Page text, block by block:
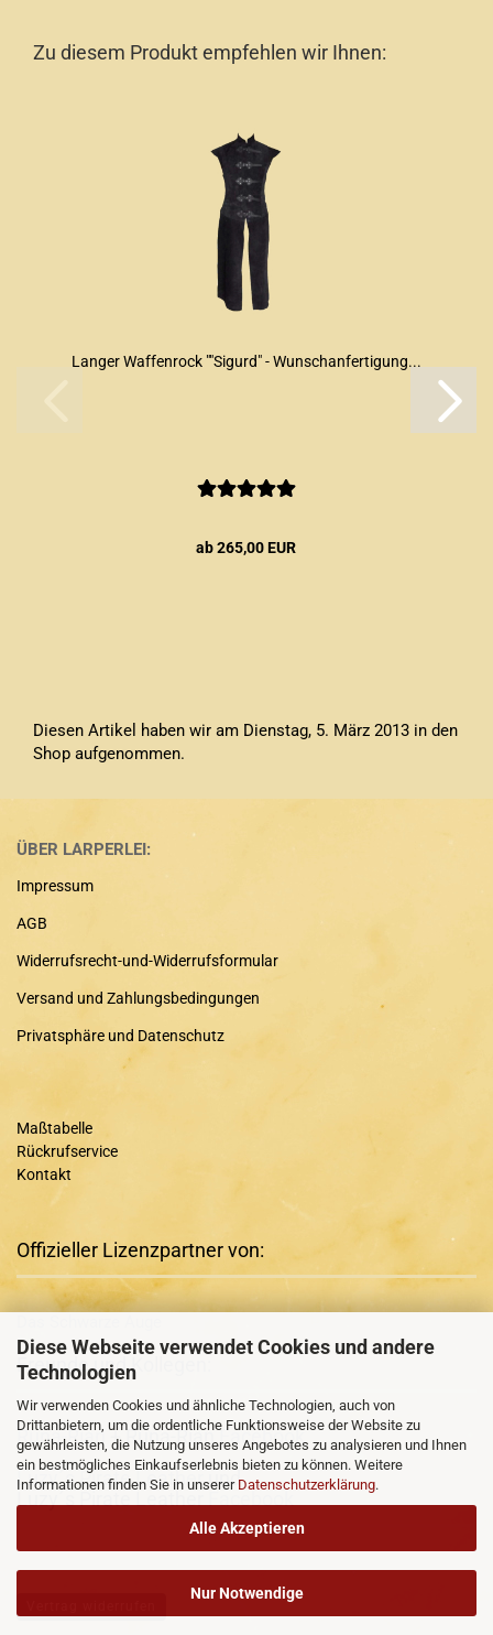
Diese Webseite verwendet Cookies und andere
Technologien
Wir verwenden Cookies und ähnliche Technologien, auch von
Drittanbietern, um die ordentliche Funktionsweise der Website zu
gewährleisten, die Nutzung unseres Angebotes zu analysieren und Ihnen
ein bestmögliches Einkaufserlebnis bieten zu können. Weitere
Informationen finden Sie in unserer Datenschutzerklärung.
Alle Akzeptieren
Nur Notwendige
Zu diesem Produkt empfehlen wir Ihnen:
Langer Waffenrock ""Sigurd" - Wunschanfertigung...
ab 265,00 EUR
Diesen Artikel haben wir am Dienstag, 5. März 2013 in den
Shop aufgenommen.
ÜBER LARPERLEI:
Impressum
AGB
Widerrufsrecht-und-Widerrufsformular
Versand und Zahlungsbedingungen
Privatsphäre und Datenschutz
Maßtabelle
Rückrufservice
Kontakt
Offizieller Lizenzpartner von:
Freunde und Kollegen:
Runa-Rian + Runa-RianFacebook
Luzy´s Pirate Leatherund